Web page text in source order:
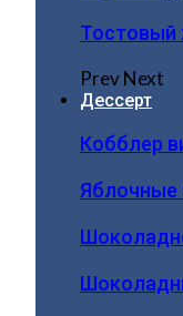
Тостовый
PrevNext
Дессерт
Кобблер
Яблочные